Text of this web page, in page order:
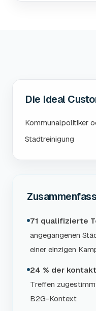
Die Ideal
Kommunalpolitiker
Stadtreinigung
71 qualifizierte
angegangenen
einer einzigen
24 % der
Treffen
B2G-Kontext